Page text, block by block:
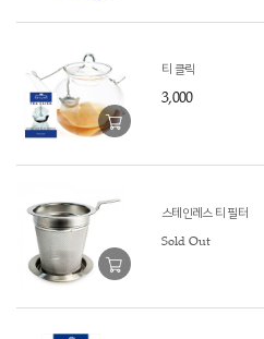
티 클릭
3,000
스테인레스 티 필터
Sold Out